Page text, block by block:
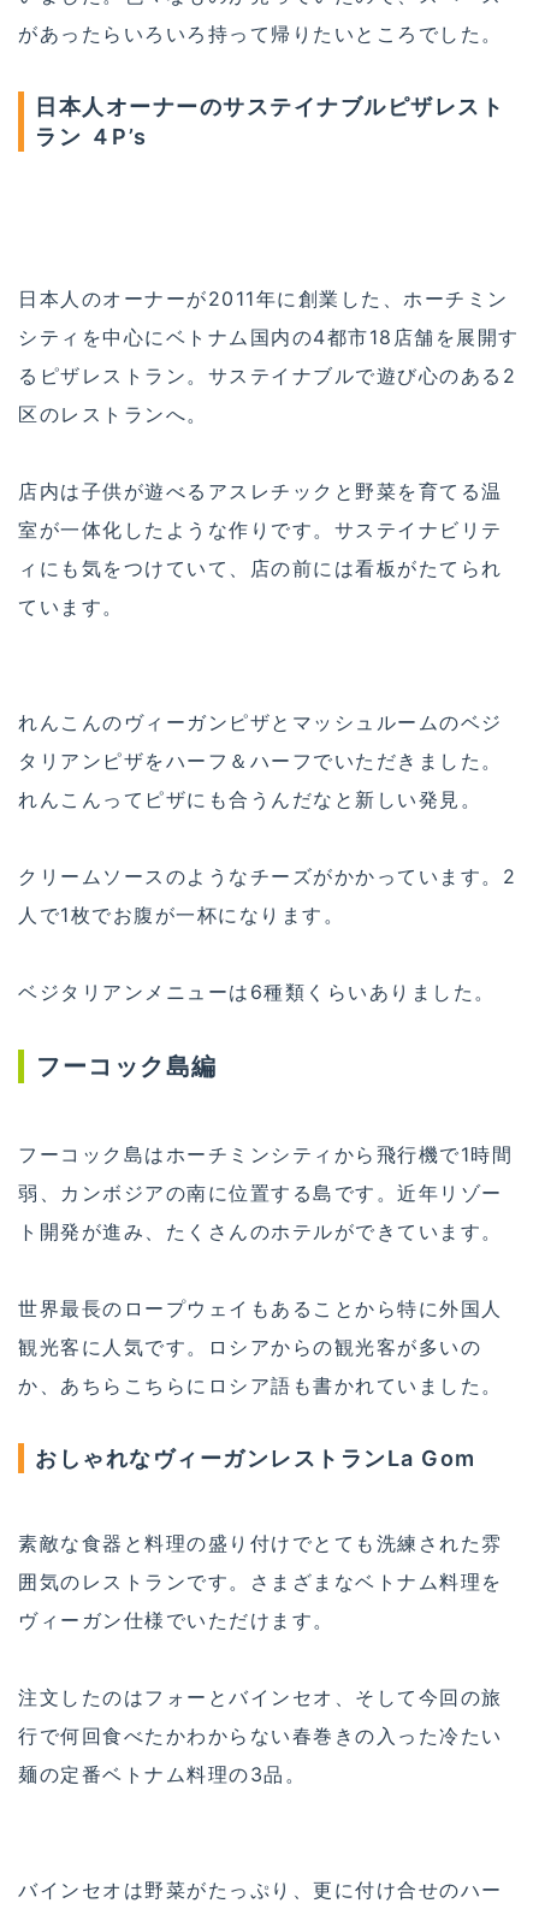
があったらいろいろ持って帰りたいところでした。
日本人オーナーのサステイナブルピザレスト
ラン ４P’s
日本人のオーナーが2011年に創業した、ホーチミン
シティを中心にベトナム国内の4都市18店舗を展開す
るピザレストラン。サステイナブルで遊び心のある2
区のレストランへ。
店内は子供が遊べるアスレチックと野菜を育てる温
室が一体化したような作りです。サステイナビリテ
ィにも気をつけていて、店の前には看板がたてられ
ています。
れんこんのヴィーガンピザとマッシュルームのベジ
タリアンピザをハーフ＆ハーフでいただきました。
れんこんってピザにも合うんだなと新しい発見。
クリームソースのようなチーズがかかっています。2
人で1枚でお腹が一杯になります。
ベジタリアンメニューは6種類くらいありました。
フーコック島編
フーコック島はホーチミンシティから飛行機で1時間
弱、カンボジアの南に位置する島です。近年リゾー
ト開発が進み、たくさんのホテルができています。
世界最長のロープウェイもあることから特に外国人
観光客に人気です。ロシアからの観光客が多いの
か、あちらこちらにロシア語も書かれていました。
おしゃれなヴィーガンレストランLa Gom
素敵な食器と料理の盛り付けでとても洗練された雰
囲気のレストランです。さまざまなベトナム料理を
ヴィーガン仕様でいただけます。
注文したのはフォーとバインセオ、そして今回の旅
行で何回食べたかわからない春巻きの入った冷たい
麺の定番ベトナム料理の3品。
バインセオは野菜がたっぷり、更に付け合せのハー